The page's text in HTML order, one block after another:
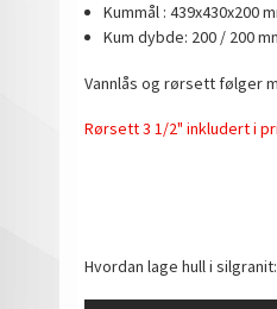
Kummål : 439x430x200
Kum dybde: 200 / 200
Vannlås og rørsett følger
Rørsett 3 1/2" inkludert i
Hvordan lage hull i silgranit: